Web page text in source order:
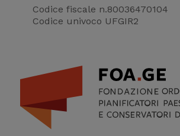
Codice fiscale n.80036470104
Codice univoco UFGIR2